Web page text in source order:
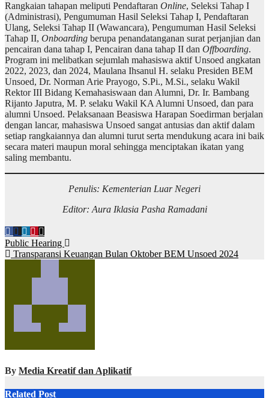
Rangkaian tahapan meliputi Pendaftaran Online, Seleksi Tahap I
(Administrasi), Pengumuman Hasil Seleksi Tahap I, Pendaftaran
Ulang, Seleksi Tahap II (Wawancara), Pengumuman Hasil Seleksi
Tahap II, Onboarding berupa penandatanganan surat perjanjian dan
pencairan dana tahap I, Pencairan dana tahap II dan Offboarding.
Program ini melibatkan sejumlah mahasiswa aktif Unsoed angkatan
2022, 2023, dan 2024, Maulana Ihsanul H. selaku Presiden BEM
Unsoed, Dr. Norman Arie Prayogo, S.Pi., M.Si., selaku Wakil
Rektor III Bidang Kemahasiswaan dan Alumni, Dr. Ir. Bambang
Rijanto Japutra, M. P. selaku Wakil KA Alumni Unsoed, dan para
alumni Unsoed. Pelaksanaan Beasiswa Harapan Soedirman berjalan
dengan lancar, mahasiswa Unsoed sangat antusias dan aktif dalam
setiap rangkaiannya dan alumni turut serta mendukung acara ini baik
secara materi maupun moral sehingga menciptakan ikatan yang
saling membantu.
Penulis: Kementerian Luar Negeri
Editor: Aura Iklasia Pasha Ramadani
Navigasi
pos
Public Hearing
Transparansi Keuangan Bulan Oktober BEM Unsoed 2024
By Media Kreatif dan Aplikatif
Related Post